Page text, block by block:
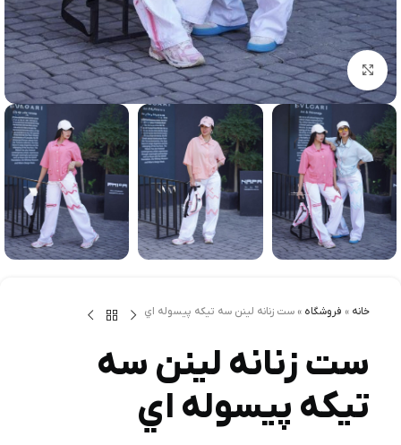
برای بزرگنمایی کلیک کنید
خانه » فروشگاه » ست زنانه لينن سه تيکه پيسوله اي
ست زنانه لينن سه
تيکه پيسوله اي